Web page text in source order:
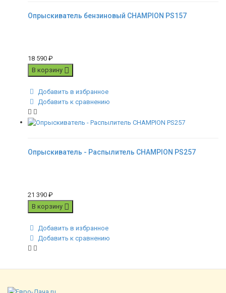
Опрыскиватель бензиновый CHAMPION PS157
18 590 ₽
В корзину
Добавить в избранное
Добавить к сравнению
Опрыскиватель - Распылитель CHAMPION PS257
21 390 ₽
В корзину
Добавить в избранное
Добавить к сравнению